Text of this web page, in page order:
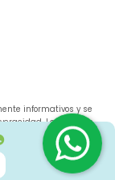
informativos y se
La oferta se
del mercado sin aviso